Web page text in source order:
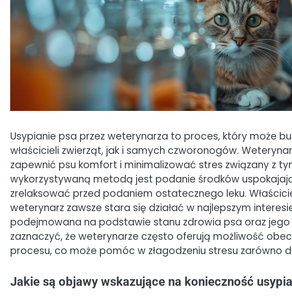
Usypianie psa przez weterynarza to proces, który może
właścicieli zwierząt, jak i samych czworonogów.
zapewnić psu komfort i minimalizować stres związany z
wykorzystywaną metodą jest podanie środków
zrelaksować przed podaniem ostatecznego leku.
weterynarz zawsze stara się działać w najlepszym
podejmowana na podstawie stanu zdrowia psa oraz
zaznaczyć, że weterynarze często oferują możliwość
procesu, co może pomóc w złagodzeniu stresu zarówno
Jakie są objawy wskazujące na konieczność